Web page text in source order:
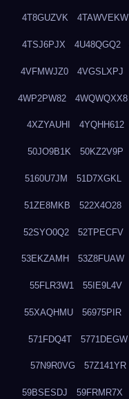
4T8GUZVK 4TAWVEKW
4TSJ6PJX 4U48QGQ2
4VFMWJZ0 4VGSLXPJ
4WP2PW82 4WQWQXX8
4XZYAUHI 4YQHH612
50JO9B1K 50KZ2V9P
5160U7JM 51D7XGKL
51ZE8MKB 522X4O28
52SYO0Q2 52TPECFV
53EKZAMH 53Z8FUAW
55FLR3W1 55IE9L4V
55XAQHMU 56975PIR
571FDQ4T 5771DEGW
57N9R0VG 57Z141YR
59BSESDJ 59FRMR7X